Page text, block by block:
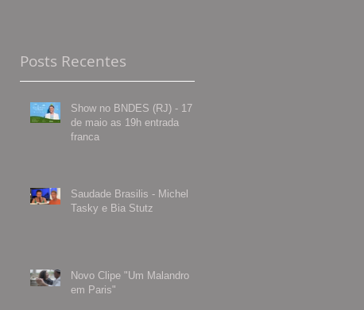
Posts Recentes
Show no BNDES (RJ) - 17
de maio as 19h entrada
franca
Saudade Brasilis - Michel
Tasky e Bia Stutz
Novo Clipe "Um Malandro
em Paris"